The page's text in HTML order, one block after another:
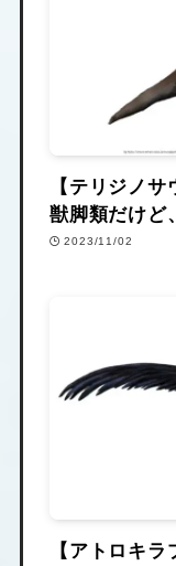
【テリジノ
獣脚類だけど
2023/11/02
【アトロキ